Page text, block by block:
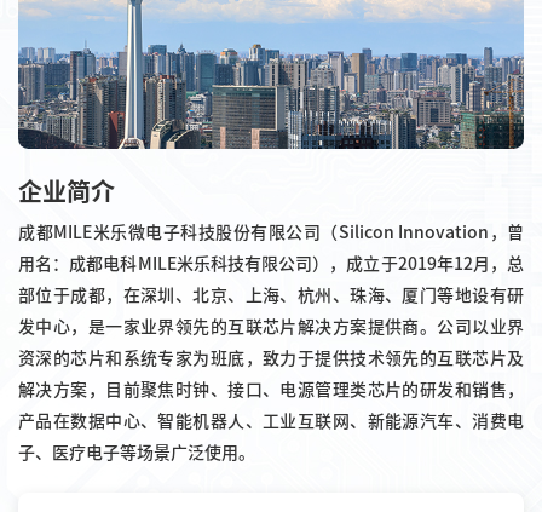
企业简介
成都MILE米乐微电子科技股份有限公司（Silicon Innovation，曾
用名：成都电科MILE米乐科技有限公司），成立于2019年12月，总
部位于成都，在深圳、北京、上海、杭州、珠海、厦门等地设有研
发中心，是一家业界领先的互联芯片解决方案提供商。公司以业界
资深的芯片和系统专家为班底，致力于提供技术领先的互联芯片及
解决方案，目前聚焦时钟、接口、电源管理类芯片的研发和销售，
产品在数据中心、智能机器人、工业互联网、新能源汽车、消费电
子、医疗电子等场景广泛使用。